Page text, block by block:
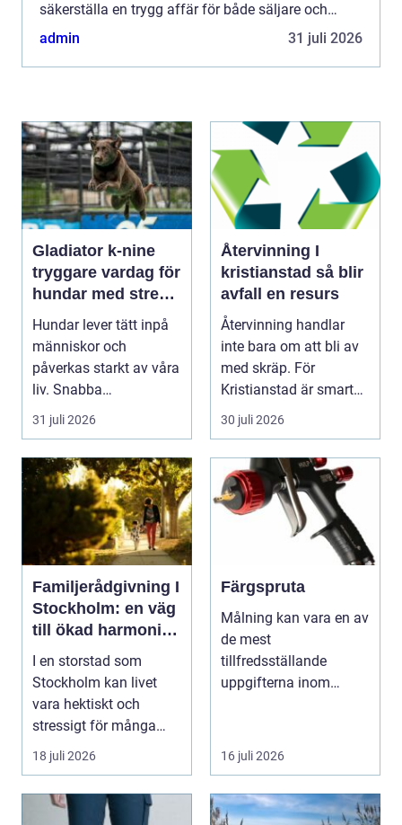
säkerställa en trygg affär för både säljare och
köpare. Denn...
admin 31 juli 2026
Gladiator k-nine
tryggare vardag för
hundar med stress
och oro
Hundar lever tätt inpå
människor och
påverkas starkt av våra
liv. Snabba
förändringar, höga ljud,
31 juli 2026
Återvinning I
kristianstad så blir
avfall en resurs
Återvinning handlar
inte bara om att bli av
med skräp. För
Kristianstad är smart
avfallshantering en...
30 juli 2026
Familjerådgivning I
Stockholm: en väg
till ökad harmoni
och förståelse
I en storstad som
Stockholm kan livet
vara hektiskt och
stressigt för många
familjer. Kon...
18 juli 2026
Färgspruta
Målning kan vara en av
de mest
tillfredsställande
uppgifterna inom
16 juli 2026